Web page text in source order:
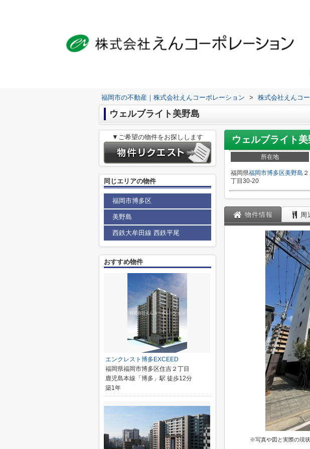
福岡市の不動産｜株式会社えんコーポレーション > 株式会社えんコ
ウェルブライト美野島
ウェルブライト美
所在地
福岡県福岡市博多区美野島 ２
丁目30-20
物件情報 周
※写真や図と実際の現
▼ご希望の物件をお探しします
同じエリアの物件
福岡市博多区
美野島
西鉄大牟田線 西鉄平尾
おすすめ物件
エンクレスト博多EXCEED
福岡県福岡市博多区住吉２丁目
鹿児島本線「博多」駅 徒歩12分
築1年